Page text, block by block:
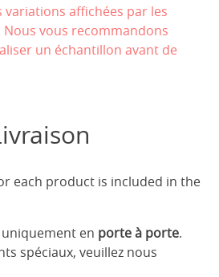
affichées par les
Nous vous recommandons
un échantillon avant de
each product is included in the
en porte à porte.
spéciaux, veuillez nous